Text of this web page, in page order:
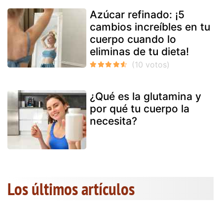
Azúcar refinado: ¡5
cambios increíbles en tu
cuerpo cuando lo
eliminas de tu dieta!
¿Qué es la glutamina y
por qué tu cuerpo la
necesita?
Los últimos artículos